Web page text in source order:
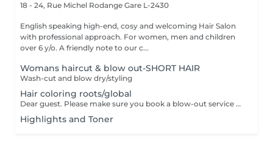
18 - 24, Rue Michel Rodange Gare L-2430
English speaking high-end, cosy and welcoming Hair Salon
with professional approach. For women, men and children
over 6 y/o. A friendly note to our c...
Womans haircut & blow out-SHORT HAIR
Wash-cut and blow dry/styling
Hair coloring roots/global
Dear guest. Please make sure you book a blow-out service after your color service, that is additional 30 minutes to the total service. Thank you for understanding. Team Centro
Highlights and Toner